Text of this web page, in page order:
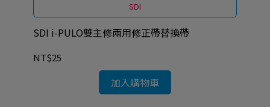
SDI
SDI i-PULO雙主修兩用修正帶替換帶
NT$25
加入購物車